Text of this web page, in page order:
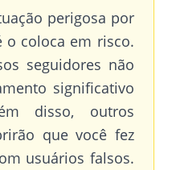
perigosa por
o coloca em risco.
seguidores não
significativo
disso, outros
que você fez
usuários falsos.